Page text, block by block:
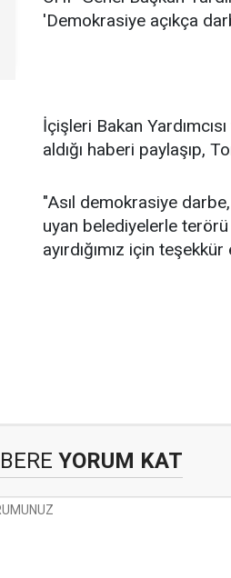
'Demokrasiye açıkça
İçişleri Bakan
aldığı haberi paylaşıp,
"Asıl demokrasiye
uyan belediyelerle terörü
ayırdığımız için
YORUM KAT